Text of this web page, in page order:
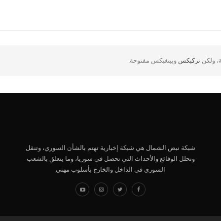
ولكن تركبكس وبينغبكس مفتوحة.
شبكة نبض الشمال هي شبكة إخبارية تهتم بالشأن السوري، وتنقل
وتحلل الوقائع والأحداث التي تحصل في سوريا، وما يتعلق بالشعب
السوري في الداخل والخارج بأسلوب مهني